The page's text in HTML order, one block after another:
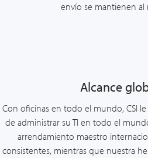
envío se mantienen al
Alcance
Con oficinas en todo el mundo, CSI
de administrar su TI en todo el
arrendamiento maestro
consistentes, mientras que nuestra